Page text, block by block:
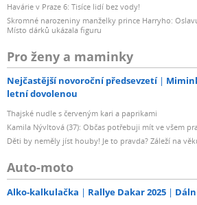
Havárie v Praze 6: Tisíce lidí bez vody!
Skromné narozeniny manželky prince Harryho:
Místo dárků ukázala figuru
Pro ženy a maminky
Nejčastější novoroční předsevzetí
letní dovolenou
Thajské nudle s červeným kari a paprikami
Kamila Nývltová (37): Občas potřebuji mít ve všem
Děti by neměly jíst houby! Je to pravda? Záleží na
Auto-moto
Alko-kalkulačka Rallye Dakar 2025